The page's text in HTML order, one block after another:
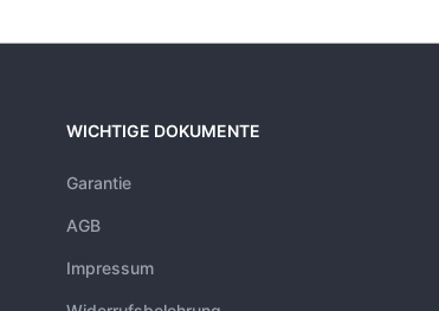
WICHTIGE DOKUMENTE
Garantie
AGB
Impressum